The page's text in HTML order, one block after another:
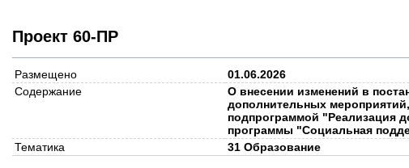
Проект 60-ПР
Размещено
01.06.2026
Содержание
О внесении изменений в
дополнительных
подпрограммой "Реализация
программы "Социальная
Тематика
31 Образование